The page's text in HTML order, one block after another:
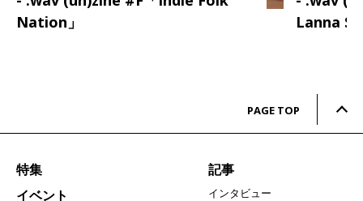
Nation」
Lanna
PAGE TOP
特集
イベント
記事
インタビュー